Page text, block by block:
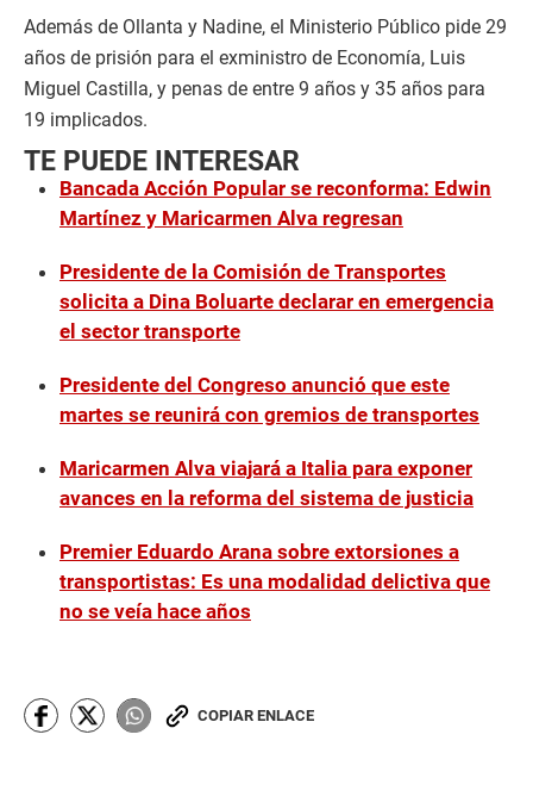
Además de Ollanta y Nadine, el Ministerio Público pide 29
años de prisión para el exministro de Economía, Luis
Miguel Castilla, y penas de entre 9 años y 35 años para
19 implicados.
TE PUEDE INTERESAR
Bancada Acción Popular se reconforma: Edwin
Martínez y Maricarmen Alva regresan
Presidente de la Comisión de Transportes
solicita a Dina Boluarte declarar en emergencia
el sector transporte
Presidente del Congreso anunció que este
martes se reunirá con gremios de transportes
Maricarmen Alva viajará a Italia para exponer
avances en la reforma del sistema de justicia
Premier Eduardo Arana sobre extorsiones a
transportistas: Es una modalidad delictiva que
no se veía hace años
COPIAR ENLACE